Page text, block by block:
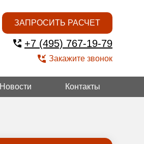
ЗАПРОСИТЬ РАСЧЕТ
+7 (495) 767-19-79
Закажите звонок
Новости Контакты